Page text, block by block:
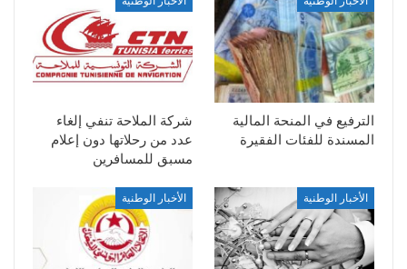
الترفيع في المنحة المالية
المسندة للفئات الفقيرة
شركة الملاحة تنفي إلغاء
عدد من رحلاتها دون إعلام
مسبق للمسافرين
الأخبار الوطنية الأخبار الوطنية